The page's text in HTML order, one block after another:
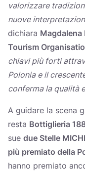
valorizzare
nuove
dichiara Magdalena
Tourism
chiavi più forti
Polonia e il
conferma la qualità
A guidare la scena
resta Bottiglieria
sue due Stelle
più premiato della
hanno premiato